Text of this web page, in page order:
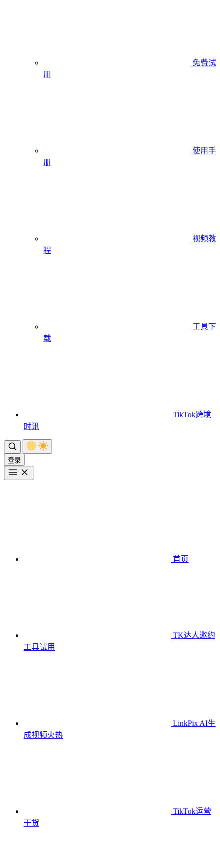
免费试
用
使用手
册
视频教
程
工具下
载
TikTok跨境
时讯
登录
首页
TK达人邀约
工具试用
LinkPix AI生
成视频火热
TikTok运营
干货